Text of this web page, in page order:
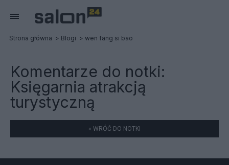
Strona główna Blogi wen fang si bao
Komentarze do notki:
Księgarnia atrakcją
turystyczną
« WRÓĆ DO NOTKI